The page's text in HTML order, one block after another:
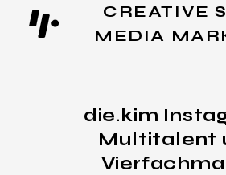
CREATIVE
MEDIA
die.kim
Multitalent